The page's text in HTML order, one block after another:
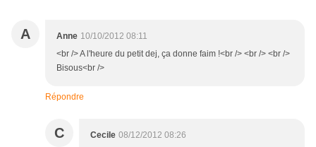
A Anne 10/10/2012 08:11
<br /> A l'heure du petit dej, ça donne faim !<br /> <br /> <br />
Bisous<br />
Répondre
C Cecile 08/12/2012 08:26